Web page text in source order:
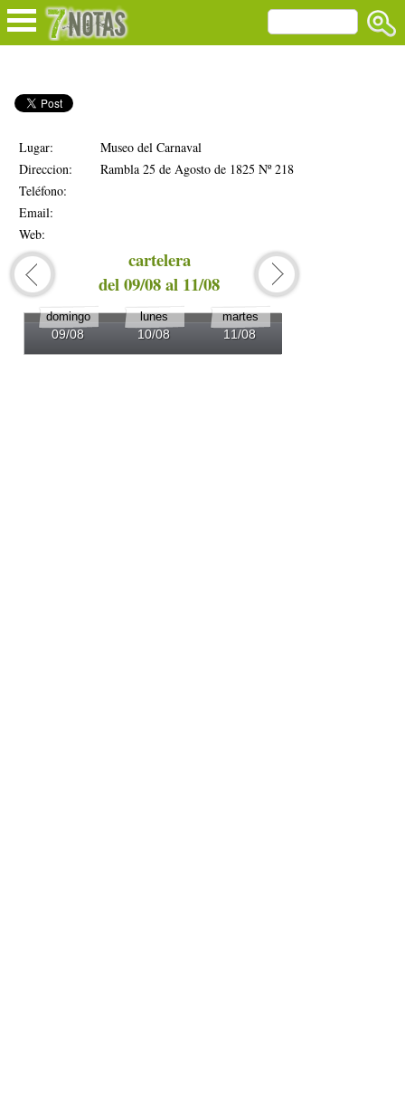
Lugar:
Museo del Carnaval
Direccion:
Rambla 25 de Agosto de 1825 Nº 218
Teléfono:
Email:
Web:
cartelera
del 09/08 al 11/08
domingo
09/08
lunes
10/08
martes
11/08